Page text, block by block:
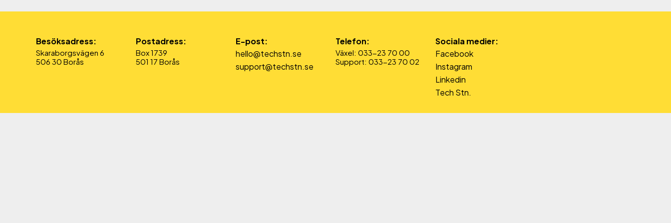
Besöksadress:
Skaraborgsvägen 6
506 30 Borås
Postadress:
Box 1739
501 17 Borås
E-post:
hello@techstn.se
support@techstn.se
Telefon:
Växel: 033-23 70 00
Support: 033-23 70 02
Sociala medier:
Facebook
Instagram
Linkedin
Tech Stn.